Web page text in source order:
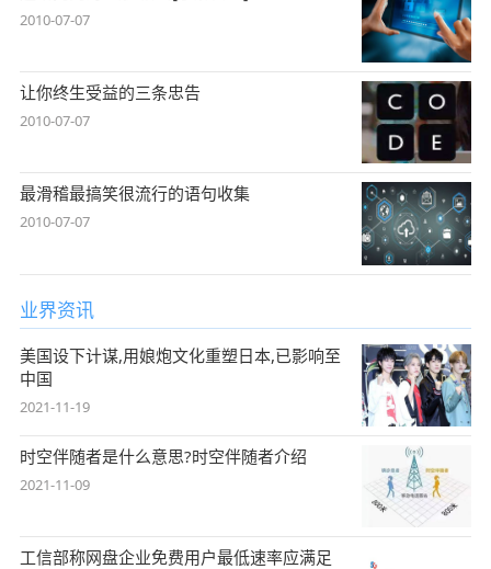
2010-07-07
让你终生受益的三条忠告
2010-07-07
最滑稽最搞笑很流行的语句收集
2010-07-07
业界资讯
美国设下计谋,用娘炮文化重塑日本,已影响至
中国
2021-11-19
时空伴随者是什么意思?时空伴随者介绍
2021-11-09
工信部称网盘企业免费用户最低速率应满足